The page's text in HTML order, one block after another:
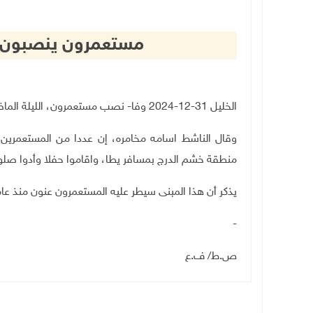
مستعمرون
الخليل 31-12-2024 وفا- نصب مستعمرون، الليلة الماضية، شمعدانا على أحد المباني التاريخية في مسافر يطا
وقال الناشط اسامه مخامره، إن عددا من
منطقة خشم الدرج بمسافر يطا، واقاموا حفلا وأدوا
يذكر أن هذا المبنى سيطر عليه المستعمرون عنون منذ
-
ص.ط/ ف.ع